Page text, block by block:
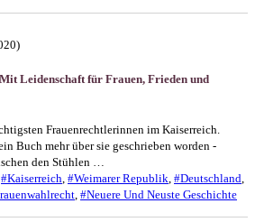
Leidenschaft für Frauen, Frieden und
Frauenrechtlerinnen im Kaiserreich.
Buch mehr über sie geschrieben worden -
den Stühlen …
#Kaiserreich, #Weimarer Republik, #Deutschland,
, #Neuere Und Neuste Geschichte